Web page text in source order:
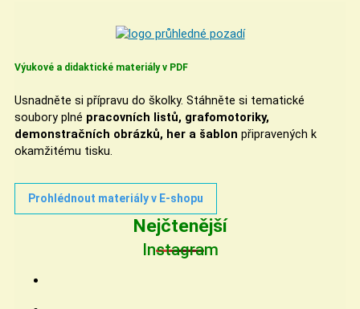
Výukové a didaktické materiály v PDF
Usnadněte si přípravu do školky. Stáhněte si tematické
soubory plné pracovních listů, grafomotoriky,
demonstračních obrázků, her a šablon připravených k
okamžitému tisku.
Prohlédnout materiály v E-shopu
Nejčtenější
Instagram